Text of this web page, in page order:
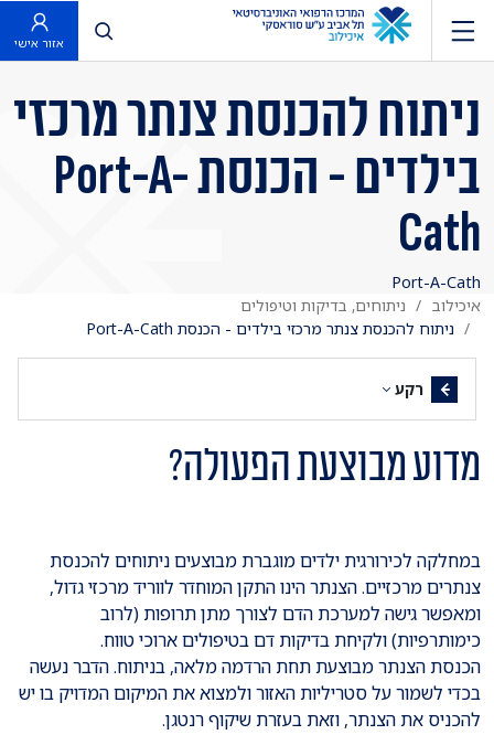
פתח חיפוש
אזור אישי
ניתוח להכנסת צנתר מרכזי
בילדים - הכנסת Port-A-
Cath
Port-A-Cath
איכילוב
ניתוחים, בדיקות וטיפולים
ניתוח להכנסת צנתר מרכזי בילדים - הכנסת Port-A-Cath
רקע
מדוע מבוצעת הפעולה?
במחלקה לכירורגית ילדים מוגברת מבוצעים ניתוחים להכנסת
צנתרים מרכזיים. הצנתר הינו התקן המוחדר לווריד מרכזי גדול,
ומאפשר גישה למערכת הדם לצורך מתן תרופות (לרוב
כימותרפיות) ולקיחת בדיקות דם בטיפולים ארוכי טווח.
הכנסת הצנתר מבוצעת תחת הרדמה מלאה, בניתוח. הדבר נעשה
בכדי לשמור על סטריליות האזור ולמצוא את המיקום המדויק בו יש
להכניס את הצנתר, וזאת בעזרת שיקוף רנטגן.